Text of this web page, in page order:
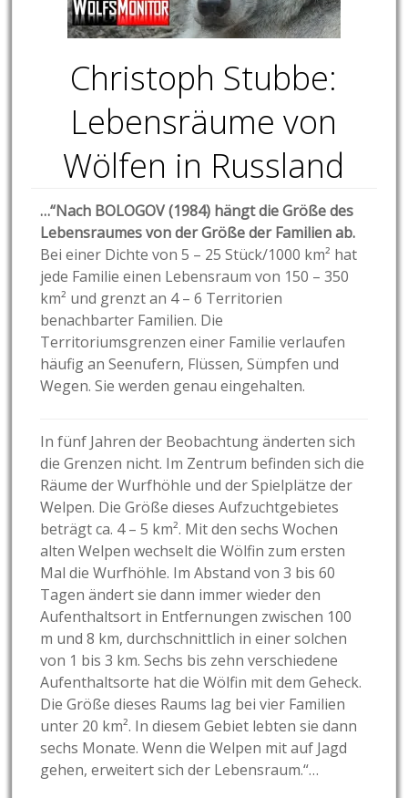
Christoph Stubbe:
Lebensräume von
Wölfen in Russland
…“Nach BOLOGOV (1984) hängt die Größe des
Lebensraumes von der Größe der Familien ab.
Bei einer Dichte von 5 – 25 Stück/1000 km² hat
jede Familie einen Lebensraum von 150 – 350
km² und grenzt an 4 – 6 Territorien
benachbarter Familien. Die
Territoriumsgrenzen einer Familie verlaufen
häufig an Seenufern, Flüssen, Sümpfen und
Wegen. Sie werden genau eingehalten.
In fünf Jahren der Beobachtung änderten sich
die Grenzen nicht. Im Zentrum befinden sich die
Räume der Wurfhöhle und der Spielplätze der
Welpen. Die Größe dieses Aufzuchtgebietes
beträgt ca. 4 – 5 km². Mit den sechs Wochen
alten Welpen wechselt die Wölfin zum ersten
Mal die Wurfhöhle. Im Abstand von 3 bis 60
Tagen ändert sie dann immer wieder den
Aufenthaltsort in Entfernungen zwischen 100
m und 8 km, durchschnittlich in einer solchen
von 1 bis 3 km. Sechs bis zehn verschiedene
Aufenthaltsorte hat die Wölfin mit dem Geheck.
Die Größe dieses Raums lag bei vier Familien
unter 20 km². In diesem Gebiet lebten sie dann
sechs Monate. Wenn die Welpen mit auf Jagd
gehen, erweitert sich der Lebensraum.“…